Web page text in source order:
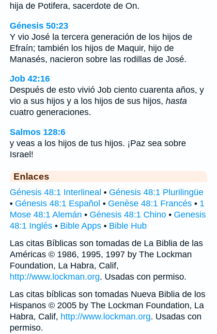
hija de Potifera, sacerdote de On.
Génesis 50:23
Y vio José la tercera generación de los hijos de
Efraín; también los hijos de Maquir, hijo de
Manasés, nacieron sobre las rodillas de José.
Job 42:16
Después de esto vivió Job ciento cuarenta años, y
vio a sus hijos y a los hijos de sus hijos, hasta
cuatro generaciones.
Salmos 128:6
y veas a los hijos de tus hijos. ¡Paz sea sobre
Israel!
Enlaces
Génesis 48:1 Interlineal • Génesis 48:1 Plurilingüe
• Génesis 48:1 Español • Genèse 48:1 Francés • 1
Mose 48:1 Alemán • Génesis 48:1 Chino • Genesis
48:1 Inglés • Bible Apps • Bible Hub
Las citas Bíblicas son tomadas de La Biblia de las
Américas © 1986, 1995, 1997 by The Lockman
Foundation, La Habra, Calif,
http://www.lockman.org. Usadas con permiso.
Las citas bíblicas son tomadas Nueva Biblia de los
Hispanos © 2005 by The Lockman Foundation, La
Habra, Calif, http://www.lockman.org. Usadas con
permiso.